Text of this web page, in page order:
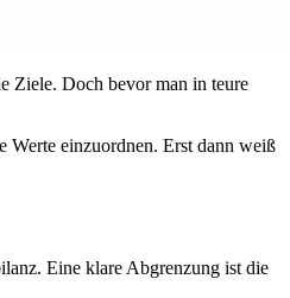
Ziele. Doch bevor man in teure
Werte einzuordnen. Erst dann weiß
Eine klare Abgrenzung ist die